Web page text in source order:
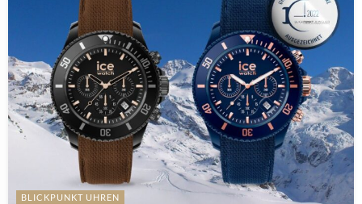
BLICKPUNKT UHREN